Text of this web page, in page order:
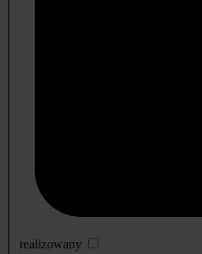
realizowany